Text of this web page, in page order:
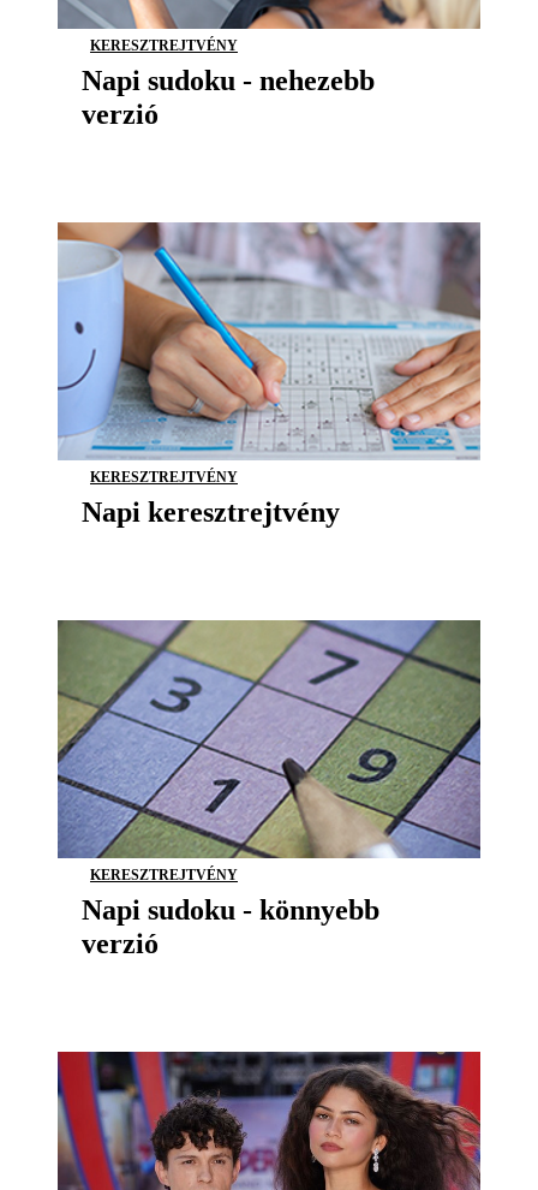
KERESZTREJTVÉNY
Napi sudoku - nehezebb
verzió
KERESZTREJTVÉNY
Napi keresztrejtvény
KERESZTREJTVÉNY
Napi sudoku - könnyebb
verzió